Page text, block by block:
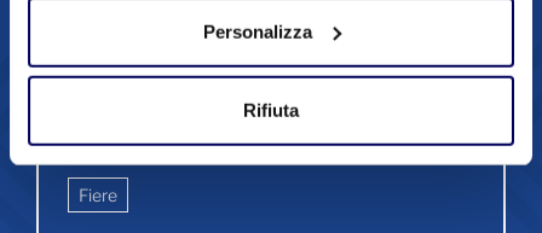
Personalizza
Rifiuta
BDNY 2024 || Partecipazione
alla collettiva ICE / Ceramics
of Italy - 10 e 11 novembre
2024 - New York
Fiere